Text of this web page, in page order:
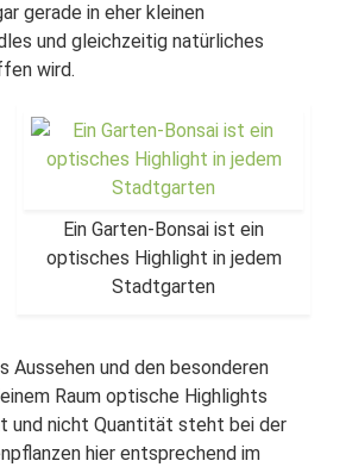
gerade in eher kleinen
und gleichzeitig natürliches
wird.
Ein Garten-Bonsai ist ein
optisches Highlight in jedem
Stadtgarten
Aussehen und den besonderen
Raum optische Highlights
und nicht Quantität steht bei der
hier entsprechend im